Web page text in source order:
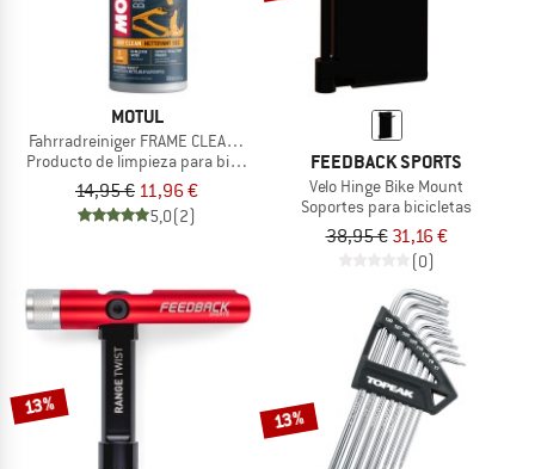
MOTUL
Fahrradreiniger FRAME CLEAN DRY
Producto de limpieza para bicicleta
14,95 € 11,96 €
5,0(2)
FEEDBACK SPORTS
Velo Hinge Bike Mount
Soportes para bicicletas
38,95 € 31,16 €
(0)
13% 13%